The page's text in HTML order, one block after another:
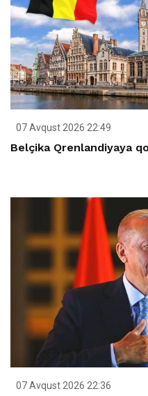
07 Avqust 2026 22:49
Belçika Qrenlandiyaya
07 Avqust 2026 22:36